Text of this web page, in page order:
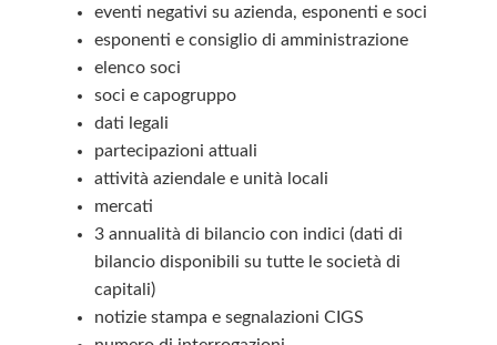
eventi negativi su azienda, esponenti e soci
esponenti e consiglio di amministrazione
elenco soci
soci e capogruppo
dati legali
partecipazioni attuali
attività aziendale e unità locali
mercati
3 annualità di bilancio con indici (dati di
bilancio disponibili su tutte le società di
capitali)
notizie stampa e segnalazioni CIGS